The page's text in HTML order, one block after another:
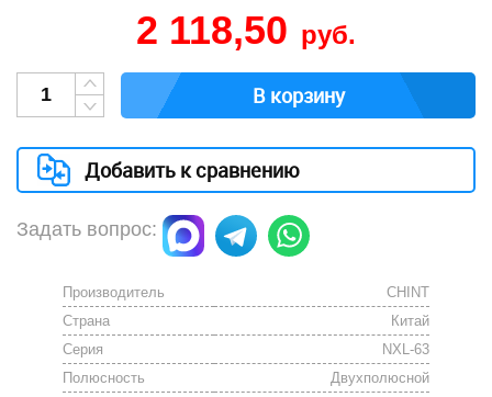
2 118,50 руб.
В корзину
Добавить к сравнению
Задать вопрос:
Производитель
CHINT
Страна
Китай
Серия
NXL-63
Полюсность
Двухполюсной